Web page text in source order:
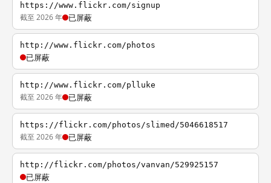
https://www.flickr.com/signup
截至 2026 年 已屏蔽
http://www.flickr.com/photos
已屏蔽
http://www.flickr.com/plluke
截至 2026 年 已屏蔽
https://flickr.com/photos/slimed/5046618517
截至 2026 年 已屏蔽
http://flickr.com/photos/vanvan/529925157
已屏蔽